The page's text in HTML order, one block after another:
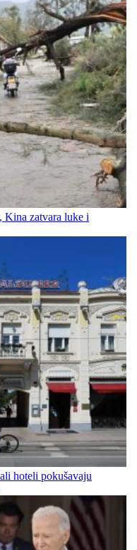
Kina zatvara luke i
hoteli pokušavaju